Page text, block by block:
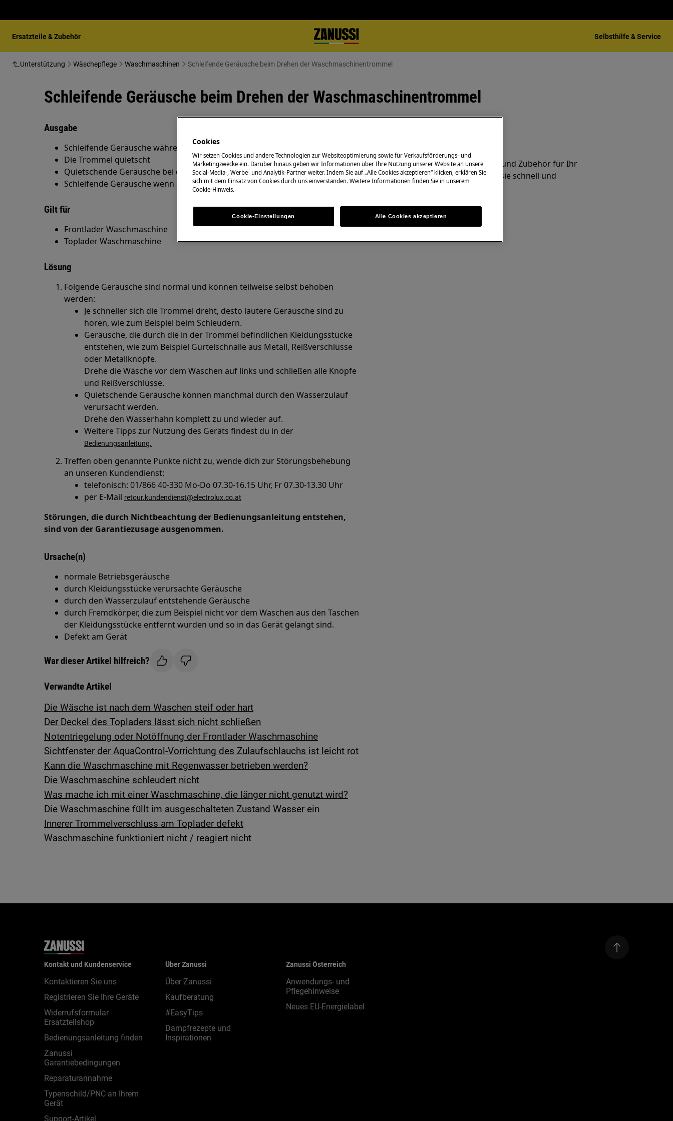
Ersatzteile & Zubehör Selbsthilfe & Service
Unterstützung Wäschepflege Waschmaschinen Schleifende Geräusche beim Drehen der Waschmaschinentrommel
Schleifende Geräusche beim Drehen der Waschmaschinentrommel
Ausgabe
Schleifende Geräusche während sich die Trommel dreht
Die Trommel quietscht
Quietschende Geräusche bei der Trommeldrehung
Schleifende Geräusche wenn die leere Trommel gedreht wird
Gilt für
Frontlader Waschmaschine
Toplader Waschmaschine
Lösung
Folgende Geräusche sind normal und können teilweise selbst behoben
werden:
Je schneller sich die Trommel dreht, desto lautere Geräusche sind zu
hören, wie zum Beispiel beim Schleudern.
Geräusche, die durch die in der Trommel befindlichen Kleidungsstücke
entstehen, wie zum Beispiel Gürtelschnalle aus Metall, Reißverschlüsse
oder Metallknöpfe.
Drehe die Wäsche vor dem Waschen auf links und schließen alle Knöpfe
und Reißverschlüsse.
Quietschende Geräusche können manchmal durch den Wasserzulauf
verursacht werden.
Drehe den Wasserhahn komplett zu und wieder auf.
Weitere Tipps zur Nutzung des Geräts findest du in der
Bedienungsanleitung.
Treffen oben genannte Punkte nicht zu, wende dich zur Störungsbehebung
an unseren Kundendienst:
telefonisch: 01/866 40-330 Mo-Do 07.30-16.15 Uhr, Fr 07.30-13.30 Uhr
per E-Mail retour.kundendienst@electrolux.co.at
Störungen, die durch Nichtbeachtung der Bedienungsanleitung entstehen,
sind von der Garantiezusage ausgenommen.
Ursache(n)
normale Betriebsgeräusche
durch Kleidungsstücke verursachte Geräusche
durch den Wasserzulauf entstehende Geräusche
durch Fremdkörper, die zum Beispiel nicht vor dem Waschen aus den Taschen
der Kleidungsstücke entfernt wurden und so in das Gerät gelangt sind.
Defekt am Gerät
War dieser Artikel hilfreich?
Verwandte Artikel
Die Wäsche ist nach dem Waschen steif oder hart
Der Deckel des Topladers lässt sich nicht schließen
Notentriegelung oder Notöffnung der Frontlader Waschmaschine
Sichtfenster der AquaControl-Vorrichtung des Zulaufschlauchs ist leicht rot
Kann die Waschmaschine mit Regenwasser betrieben werden?
Die Waschmaschine schleudert nicht
Was mache ich mit einer Waschmaschine, die länger nicht genutzt wird?
Die Waschmaschine füllt im ausgeschalteten Zustand Wasser ein
Innerer Trommelverschluss am Toplader defekt
Waschmaschine funktioniert nicht / reagiert nicht
Bestellen Sie Originalersatzteile und Zubehör für Ihr
Zanussi-Produkt und lassen Sie sie schnell und
Zum Webshop
Kontakt und Kundenservice
Kontaktieren Sie uns
Registrieren Sie Ihre Geräte
Widerrufsformular
Ersatzteilshop
Bedienungsanleitung finden
Zanussi
Garantiebedingungen
Reparaturannahme
Typenschild/PNC an Ihrem
Gerät
Support-Artikel
Über Zanussi
Über Zanussi
Kaufberatung
#EasyTips
Dampfrezepte und
Inspirationen
Zanussi Österreich
Anwendungs- und
Pflegehinweise
Neues EU-Energielabel
Cookies
Wir setzen Cookies und andere Technologien zur Websiteoptimierung sowie für Verkaufsförderungs- und
Marketingzwecke ein. Darüber hinaus geben wir Informationen über Ihre Nutzung unserer Website an unsere
Social-Media-, Werbe- und Analytik-Partner weiter. Indem Sie auf „Alle Cookies akzeptieren“ klicken, erklären Sie
sich mit dem Einsatz von Cookies durch uns einverstanden. Weitere Informationen finden Sie in unserem
Cookie-Hinweis.
Cookie-Einstellungen Alle Cookies akzeptieren